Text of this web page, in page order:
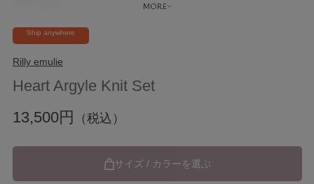
Ship anywhere
Rilly emulie
Heart Argyle Knit Set
13,500円
（税込）
サイズ / カラーを選ぶ